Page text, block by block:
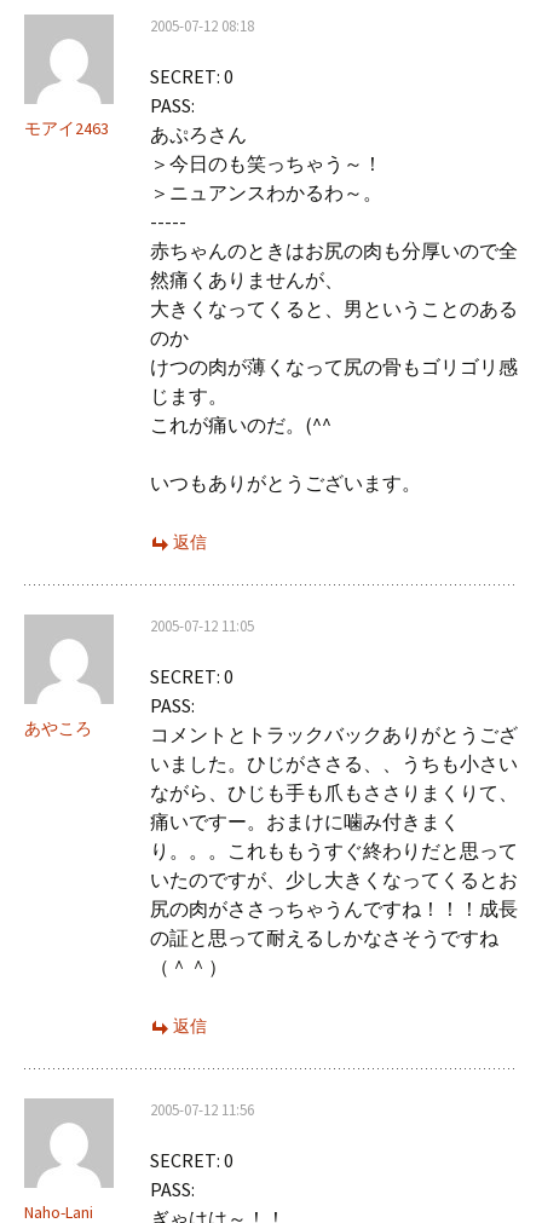
モアイ2463
2005-07-12 08:18
SECRET: 0
PASS:
あぷろさん
＞今日のも笑っちゃう～！
＞ニュアンスわかるわ～。
-----
赤ちゃんのときはお尻の肉も分厚いので全
然痛くありませんが、
大きくなってくると、男ということのある
のか
けつの肉が薄くなって尻の骨もゴリゴリ感
じます。
これが痛いのだ。(^^ゞ
いつもありがとうございます。
返信
あやころ
2005-07-12 11:05
SECRET: 0
PASS:
コメントとトラックバックありがとうござ
いました。ひじがささる、、うちも小さい
ながら、ひじも手も爪もささりまくりて、
痛いですー。おまけに噛み付きまく
り。。。これももうすぐ終わりだと思って
いたのですが、少し大きくなってくるとお
尻の肉がささっちゃうんですね！！！成長
の証と思って耐えるしかなさそうですね
（＾＾）
返信
Naho-Lani
2005-07-12 11:56
SECRET: 0
PASS: